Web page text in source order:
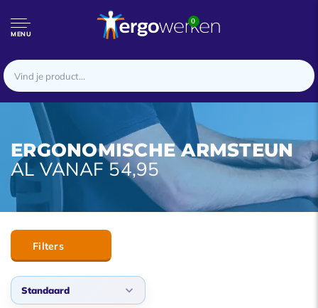
MENU
0
ERGONOMISCHE ARMSTEUN
AL VANAF 54,95
Filters
Standaard